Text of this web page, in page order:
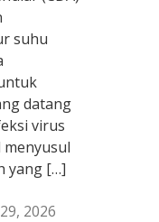
suhu
datang
virus
yang […]
2026